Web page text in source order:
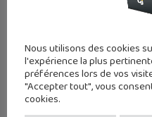
Nous utilisons des cookies
l'expérience la plus
préférences lors de vos
"Accepter tout", vous
cookies.